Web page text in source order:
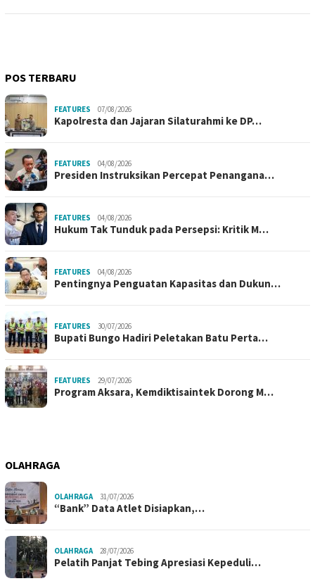
POS TERBARU
FEATURES 07/08/2026
Kapolresta dan Jajaran Silaturahmi ke DP…
FEATURES 04/08/2026
Presiden Instruksikan Percepat Penangana…
FEATURES 04/08/2026
Hukum Tak Tunduk pada Persepsi: Kritik M…
FEATURES 04/08/2026
Pentingnya Penguatan Kapasitas dan Dukun…
FEATURES 30/07/2026
Bupati Bungo Hadiri Peletakan Batu Perta…
FEATURES 29/07/2026
Program Aksara, Kemdiktisaintek Dorong M…
OLAHRAGA
OLAHRAGA 31/07/2026
“Bank” Data Atlet Disiapkan,…
OLAHRAGA 28/07/2026
Pelatih Panjat Tebing Apresiasi Kepeduli…